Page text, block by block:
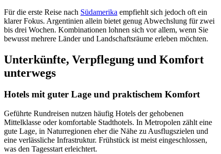
Für die erste Reise nach Südamerika empfiehlt sich jedoch oft ein
klarer Fokus. Argentinien allein bietet genug Abwechslung für zwei
bis drei Wochen. Kombinationen lohnen sich vor allem, wenn Sie
bewusst mehrere Länder und Landschaftsräume erleben möchten.
Unterkünfte, Verpflegung und Komfort
unterwegs
Hotels mit guter Lage und praktischem Komfort
Geführte Rundreisen nutzen häufig Hotels der gehobenen
Mittelklasse oder komfortable Stadthotels. In Metropolen zählt eine
gute Lage, in Naturregionen eher die Nähe zu Ausflugszielen und
eine verlässliche Infrastruktur. Frühstück ist meist eingeschlossen,
was den Tagesstart erleichtert.